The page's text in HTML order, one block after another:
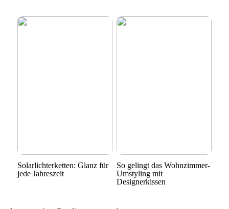
Solarlichterketten: Glanz für
jede Jahreszeit
So gelingt das Wohnzimmer-
Umstyling mit
Designerkissen